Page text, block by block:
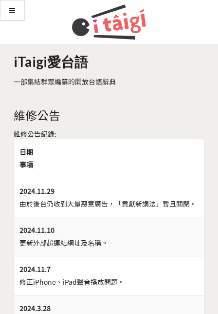
iTaigi愛台語
一部集結群眾編纂的開放台語辭典
維修公告
維修公告紀錄:
日期
事項
2024.11.29
由於後台仍收到大量惡意廣告，「貢獻新講法」暫且關閉。
2024.11.10
更新外部超連結網址及名稱。
2024.11.7
修正iPhone、iPad聲音播放問題。
2024.3.28